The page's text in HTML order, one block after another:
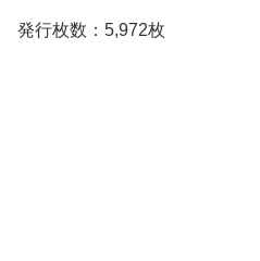
発行枚数：5,972枚